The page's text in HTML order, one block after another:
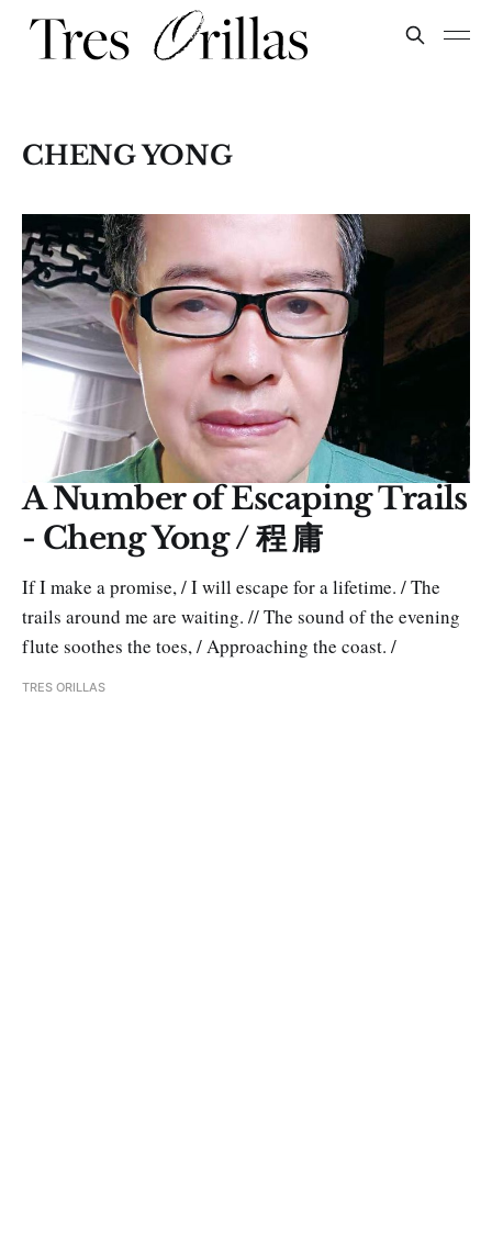
CHENG YONG
A Number of Escaping Trails
- Cheng Yong / 程 庸
If I make a promise, / I will escape for a lifetime. / The
trails around me are waiting. // The sound of the evening
flute soothes the toes, / Approaching the coast. /
TRES ORILLAS